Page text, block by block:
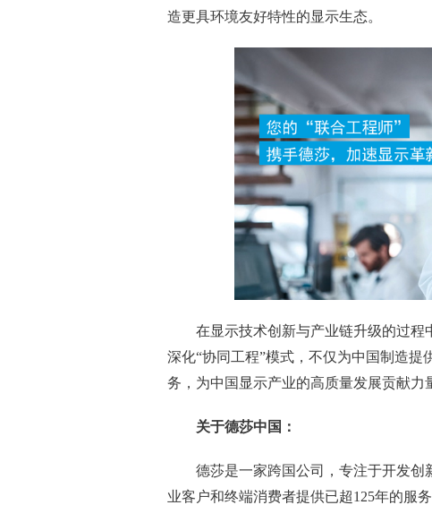
造更具环境友好特性的显示生态。
在显示技术创新与产业链升级的过
深化“协同工程”模式，不仅为中国制造
务，为中国显示产业的高质量发展贡献力
关于德莎中国：
德莎是一家跨国公司，专注于开发
业客户和终端消费者提供已超125年的服